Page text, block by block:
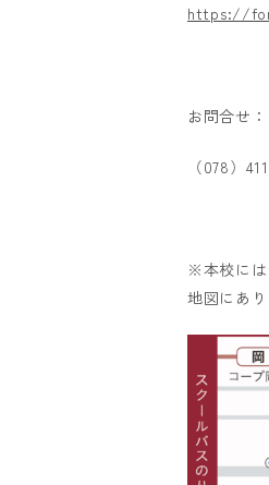
https://
お問合せ
（078）
※本校には
地図にあ